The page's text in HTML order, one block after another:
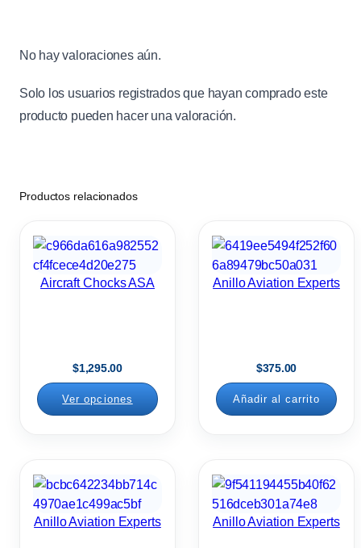
c
A
z
M
No hay valoraciones aún.
Solo los usuarios registrados que hayan comprado este
producto pueden hacer una valoración.
Productos relacionados
Aircraft Chocks ASA
$1,295.00
Ver opciones
Anillo Aviation Experts
$375.00
Añadir al carrito
Anillo Aviation Experts Anillo Aviation Experts